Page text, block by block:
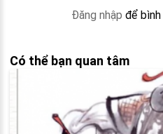
Đăng nhập để
Có thể bạn quan tâm